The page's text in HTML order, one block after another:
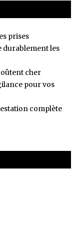
prises
durablement les
cher
pour vos
complète